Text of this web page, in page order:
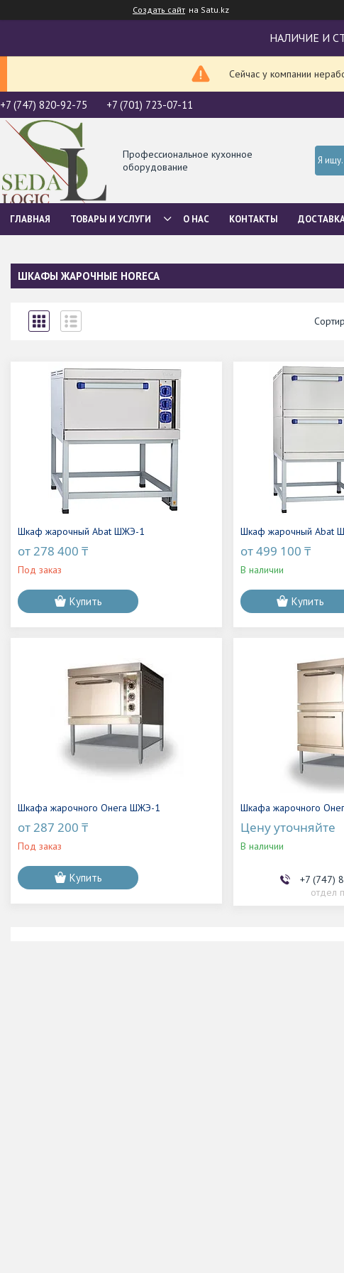
Создать сайт на Satu.kz
НАЛИЧИЕ И
Сейчас у компании
+7 (747) 820-92-75 +7 (701) 723-07-11
Профессиональное кухонное
оборудование
ГЛАВНАЯ ТОВАРЫ И УСЛУГИ О НАС КОНТАКТЫ
ШКАФЫ ЖАРОЧНЫЕ HORECA
Шкаф жарочный Abat ШЖЭ-1
от 278 400 ₸
Под заказ
Купить
Шкаф жарочный Abat
от 499 100 ₸
В наличии
Купить
Шкафа жарочного Онега ШЖЭ-1
от 287 200 ₸
Под заказ
Купить
Шкафа жарочного
Цену уточняйте
В наличии
+7 (747)
отдел